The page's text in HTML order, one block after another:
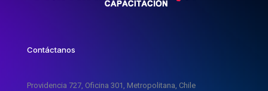
Contáctanos
Providencia 727, Oficina 301, Metropolitana, Chile